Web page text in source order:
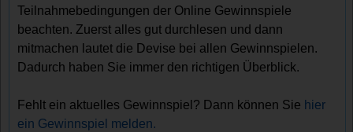
Teilnahmebedingungen der Online Gewinnspiele
beachten. Zuerst alles gut durchlesen und dann
mitmachen lautet die Devise bei allen Gewinnspielen.
Dadurch haben Sie immer den richtigen Überblick.
Fehlt ein aktuelles Gewinnspiel? Dann können Sie hier
ein Gewinnspiel melden.